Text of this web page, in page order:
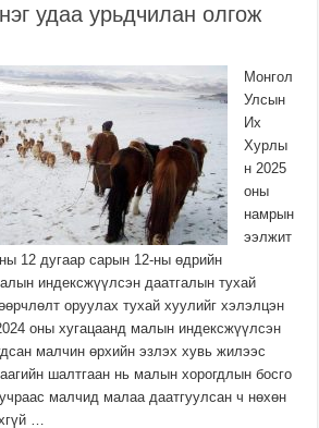
удаа урьдчилан олгож
Монгол
Улсын
Их
Хурлы
н 2025
оны
намрын
ээлжит
12 дугаар сарын 12-ны өдрийн
индексжүүлсэн даатгалын тухай
оруулах тухай хуулийг хэлэлцэн
оны хугацаанд малын индексжүүлсэн
малчин өрхийн эзлэх хувь жилээс
шалтгаан нь малын хорогдлын босго
малчид малаа даатгуулсан ч нөхөн
…